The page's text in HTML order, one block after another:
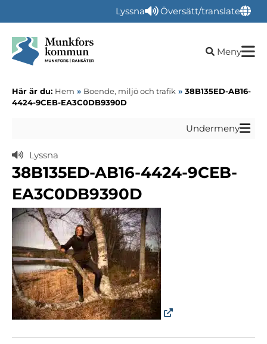
Lyssna Översätt/translate
Öppna
Meny
Här är du: Hem » Boende, miljö och trafik » 38B135ED-AB16-
4424-9CEB-EA3C0DB9390D
Undermeny
Lyssna
38B135ED-AB16-4424-9CEB-
EA3C0DB9390D